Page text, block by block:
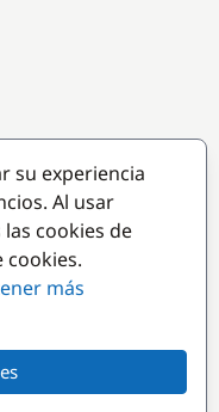
su experiencia
Al usar
cookies de
cookies.
más